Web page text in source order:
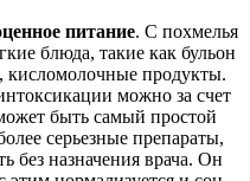
питание. С похмелья
блюда, такие как бульон
кисломолочные продукты.
можно за счет
быть самый простой
серьезные препараты,
без назначения врача. Он